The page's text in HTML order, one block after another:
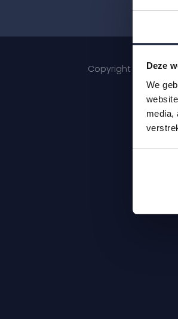
Deze
We
media,
Copyright 2026 ©